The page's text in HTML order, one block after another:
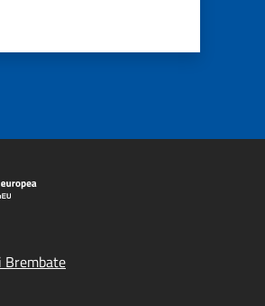
Brembate